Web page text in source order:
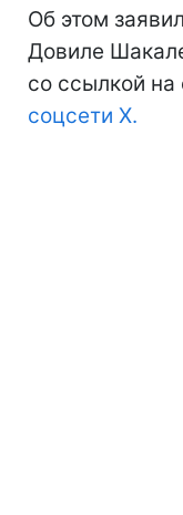
Об этом
Довиле
со ссылкой
соцсети Х.